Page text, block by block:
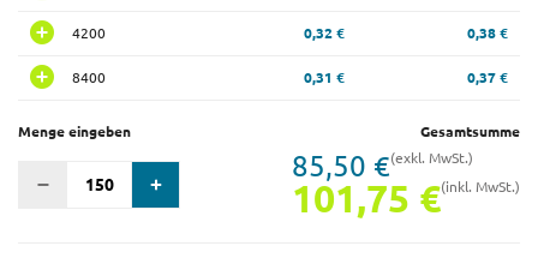
4200 0,32 € 0,38 €
8400 0,31 € 0,37 €
Menge eingeben Gesamtsumme
85,50 €(exkl. MwSt.)
101,75 €(inkl. MwSt.)